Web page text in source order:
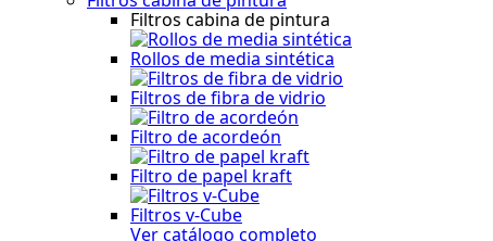
Filtros cabina de pintura
Rollos de media sintética
Filtros de fibra de vidrio
Filtro de acordeón
Filtro de papel kraft
Filtros v-Cube
Ver catálogo completo